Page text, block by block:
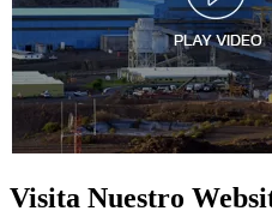
Visita Nuestro